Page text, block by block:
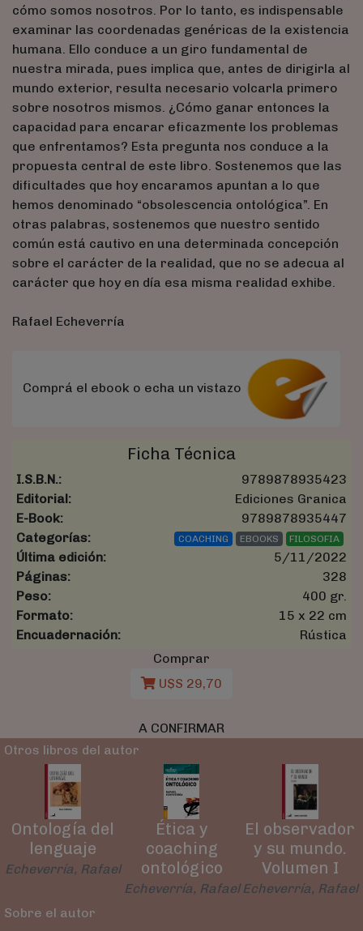
cómo somos nosotros. Por lo tanto, es indispensable
examinar las coordenadas genéricas de la existencia
humana. Ello conduce a un giro fundamental de
nuestra mirada, pues implica que, antes de dirigirla al
mundo exterior, resulta necesario volcarla primero
sobre nosotros mismos. ¿Cómo ganar entonces la
capacidad para encarar eficazmente los problemas
que enfrentamos? Esta pregunta nos conduce a la
propuesta central de este libro. Sostenemos que las
dificultades que hoy encaramos apuntan a lo que
hemos denominado “obsolescencia ontológica”. En
otras palabras, sostenemos que nuestro sentido
común está cautivo en una determinada concepción
sobre el carácter de la realidad, que no se adecua al
carácter que hoy en día esa misma realidad exhibe.
Rafael Echeverría
Comprá el ebook o echa un vistazo
Ficha Técnica
I.S.B.N.:
9789878935423
Editorial:
Ediciones Granica
E-Book:
9789878935447
Categorías:
COACHING EBOOKS FILOSOFIA
Última edición:
5/11/2022
Páginas:
328
Peso:
400 gr.
Formato:
15 x 22 cm
Encuadernación:
Rústica
Comprar
U$S 29,70
A CONFIRMAR
Otros libros del autor
Ontología del
lenguaje
Echeverría, Rafael
Ética y
coaching
ontológico
Echeverría, Rafael
El observador
y su mundo.
Volumen I
Echeverría, Rafael
Sobre el autor